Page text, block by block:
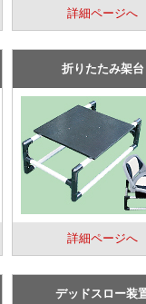
詳細ページへ
折りたたみ架台
詳細ページへ
デッドスロー装